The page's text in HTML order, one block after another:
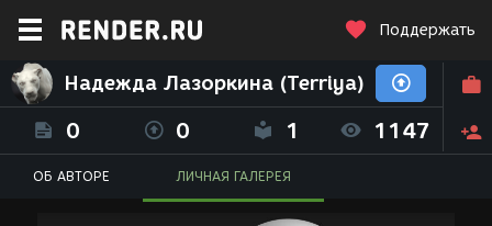
Поддержать
Надежда Лазоркина (Terriya)
0 0 1 1147
ОБ АВТОРЕ ЛИЧНАЯ ГАЛЕРЕЯ